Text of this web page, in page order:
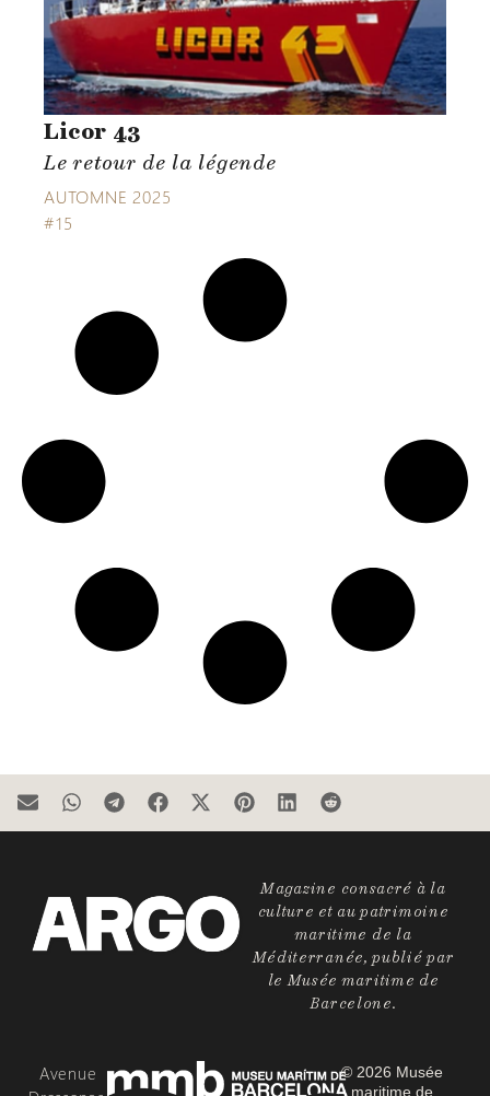
Licor 43
Le retour de la légende
AUTOMNE 2025
#15
Magazine consacré à la
culture et au patrimoine
maritime de la
Méditerranée, publié par
le Musée maritime de
Barcelone.
Avenue
© 2026 Musée
maritime de